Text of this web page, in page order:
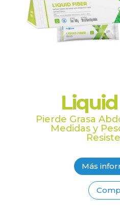
Pierde Grasa
Medidas y
Más